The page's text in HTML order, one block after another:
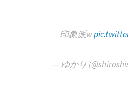
印象派w
— ゆかり